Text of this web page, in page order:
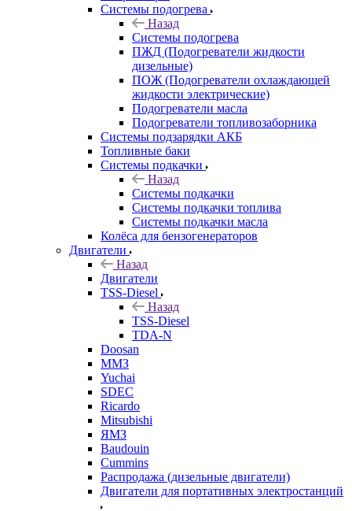
Системы подогрева
Назад
Системы подогрева
ПЖД (Подогреватели жидкости
дизельные)
ПОЖ (Подогреватели охлаждающей
жидкости электрические)
Подогреватели масла
Подогреватели топливозаборника
Системы подзарядки АКБ
Топливные баки
Системы подкачки
Назад
Системы подкачки
Системы подкачки топлива
Системы подкачки масла
Колёса для бензогенераторов
Двигатели
Назад
Двигатели
TSS-Diesel
Назад
TSS-Diesel
TDA-N
Doosan
ММЗ
Yuchai
SDEC
Ricardo
Mitsubishi
ЯМЗ
Baudouin
Cummins
Распродажа (дизельные двигатели)
Двигатели для портативных электростанций